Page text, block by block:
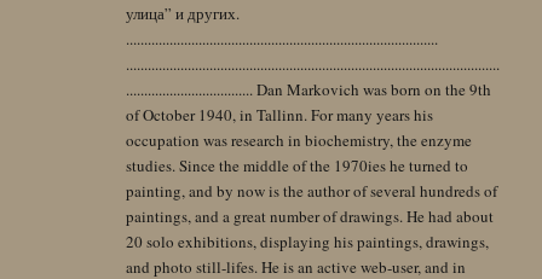
улица” и других.
......................................................................................
.......................................................................................................
................................... Dan Markovich was born on the 9th
of October 1940, in Tallinn. For many years his
occupation was research in biochemistry, the enzyme
studies. Since the middle of the 1970ies he turned to
painting, and by now is the author of several hundreds of
paintings, and a great number of drawings. He had about
20 solo exhibitions, displaying his paintings, drawings,
and photo still-lifes. He is an active web-user, and in